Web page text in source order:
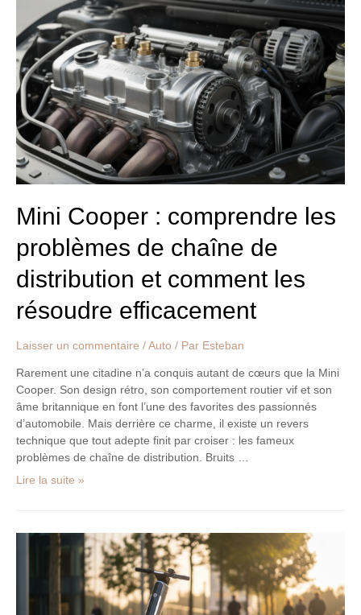
Mini Cooper : comprendre les
problèmes de chaîne de
distribution et comment les
résoudre efficacement
Laisser un commentaire / Auto / Par Esteban
Rarement une citadine n’a conquis autant de cœurs que la Mini
Cooper. Son design rétro, son comportement routier vif et son
âme britannique en font l’une des favorites des passionnés
d’automobile. Mais derrière ce charme, il existe un revers
technique que tout adepte finit par croiser : les fameux
problèmes de chaîne de distribution. Bruits …
Cooper
:
comprendre
les
problèmes
de
chaîne
de
distribution
et
les
résoudre
efficacement
Lire la suite »
Trottinettes
électriques